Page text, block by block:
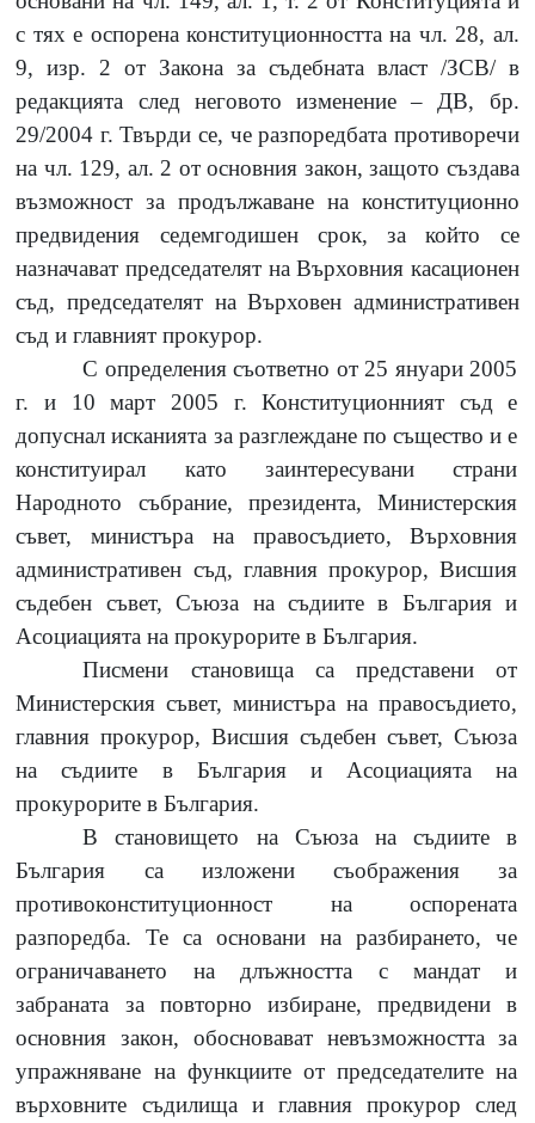
с тях е оспорена конституционността на чл. 28, ал.
9,изр. 2от Закона за съдебната власт /ЗСВ/ в
редакцията след неговото изменение– ДВ, бр.
29/2004 г. Твърди се, че разпоредбата противоречи
на чл. 129, ал. 2 от основния закон, защото създава
възможност за продължаване на конституционно
предвидения седемгодишен срок, за който се
назначават председателят на Върховния касационен
съд, председателят на Върховен административен
съд и главният прокурор.
С определения съответно от 25 януари 2005
г. и 10март 2005 г. Конституционният съд е
допуснал исканията за разглеждане по същество и е
конституирал като заинтересувани страни
Народното събрание, президента, Министерския
съвет, министъра на правосъдието, Върховния
административен съд, главния прокурор, Висшия
съдебен съвет, Съюза на съдиите в България и
Асоциацията на прокурорите в България.
Писмени становища са представени от
Министерския съвет, министъра на правосъдието,
главния прокурор, Висшия съдебен съвет, Съюза
на съдиите в България и Асоциацията на
прокурорите в България.
В становището на Съюза на съдиите в
България са изложени съображения за
противоконституционност на оспорената
разпоредба. Те са основани на разбирането, че
ограничаването на длъжността с мандат и
забраната за повторно избиране, предвидени в
основния закон, обосновават невъзможността за
упражняване на функциите от председателите на
върховните съдилища и главния прокурор след